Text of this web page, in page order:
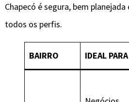
Chapecó é segura, bem
todos os perfis.
BAIRRO IDEAL PARA